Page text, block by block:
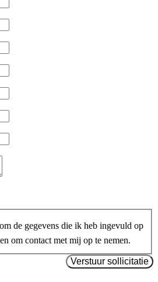
de gegevens die ik heb ingevuld op
om contact met mij op te nemen.
Verstuur sollicitatie